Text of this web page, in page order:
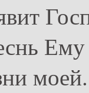
моей.